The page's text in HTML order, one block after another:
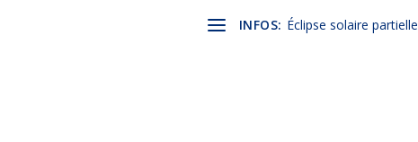
INFOS: Éclipse solaire